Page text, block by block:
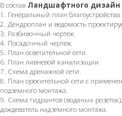
В состав Ландшафтного дизайн
1. Генеральный план благоустройства
2. Дендроплан и ведомость
3. Разбивочный чертеж.
4. Посадочный чертеж.
5. План осветительной сети.
6. План ливневой канализации.
7. Схема дренажной сети.
8. План оросительной сети с
подземного монтажа.
9. Схема гидрантов (водяных
дождеватель надземного монтажа.